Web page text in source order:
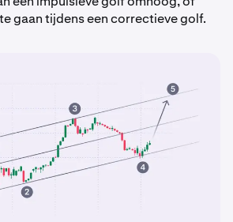
gaan tijdens een correctieve golf.